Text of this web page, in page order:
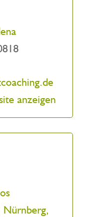
anzeigen
Nürnberg,